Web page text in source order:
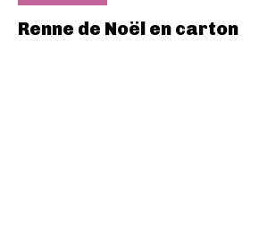
Renne de Noël en carton